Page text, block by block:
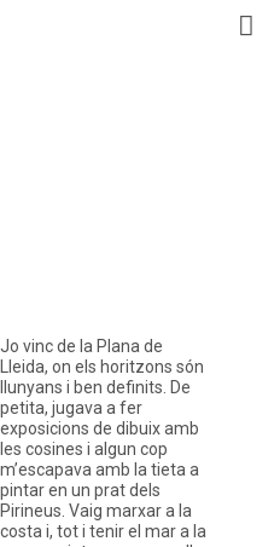
ES PT
Jo vinc de la Plana de
Lleida, on els horitzons són
llunyans i ben definits. De
petita, jugava a fer
exposicions de dibuix amb
les cosines i algun cop
m’escapava amb la tieta a
pintar en un prat dels
Pirineus. Vaig marxar a la
costa i, tot i tenir el mar a la